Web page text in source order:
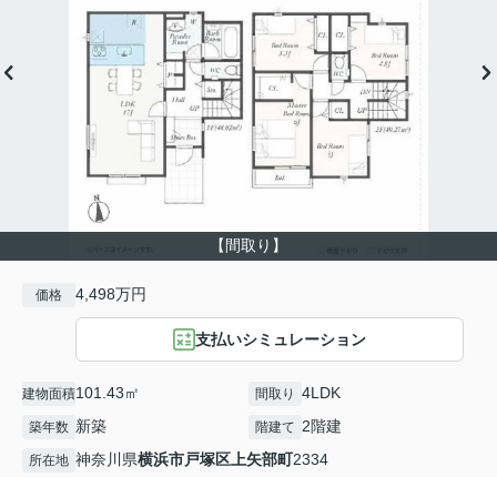
【間取り】
価格 4,498万円
支払いシミュレーション
建物面積101.43㎡ 間取り 4LDK
築年数 新築 階建て 2階建
所在地 神奈川県横浜市戸塚区上矢部町2334